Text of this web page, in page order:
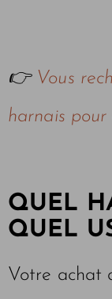
👉 Vous
harnais pour
QUEL
QUEL
Votre achat